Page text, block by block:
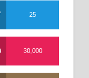
25
30,000